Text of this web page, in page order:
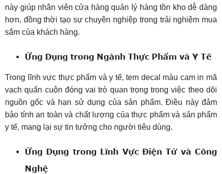
này giúp nhân viên cửa hàng quản lý hàng tồn kho dễ dàng
hơn, đồng thời tạo sự chuyên nghiệp trong trải nghiệm mua
sắm của khách hàng.
Ứng Dụng trong Ngành Thực Phẩm và Y Tế
Trong lĩnh vực thực phẩm và y tế, tem decal màu cam in mã
vạch quấn cuộn đóng vai trò quan trọng trong việc theo dõi
nguồn gốc và hạn sử dụng của sản phẩm. Điều này đảm
bảo tính an toàn và chất lượng của thực phẩm và sản phẩm
y tế, mang lại sự tin tưởng cho người tiêu dùng.
Ứng Dụng trong Lĩnh Vực Điện Tử và Công
Nghệ